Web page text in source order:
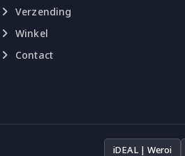
Verzending
Winkel
Contact
iDEAL | Weroi